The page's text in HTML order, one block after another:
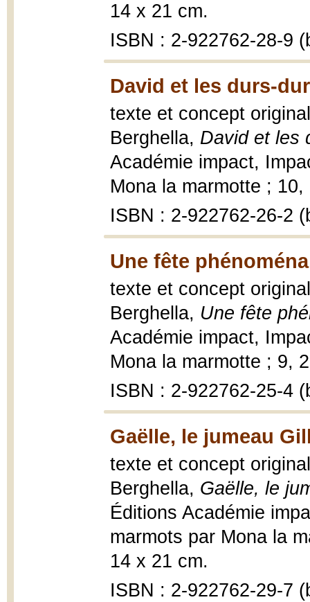
14 x 21 cm.
ISBN : 2-922762-28-9
David et les durs-
texte et concept
Berghella, David et les
Académie impact,
Mona la marmotte ;
ISBN : 2-922762-26-2
Une fête
texte et concept
Berghella, Une fête
Académie impact,
Mona la marmotte ; 9,
ISBN : 2-922762-25-4
Gaëlle, le jumeau
texte et concept
Berghella, Gaëlle, le
Éditions Académie
marmots par Mona la
14 x 21 cm.
ISBN : 2-922762-29-7